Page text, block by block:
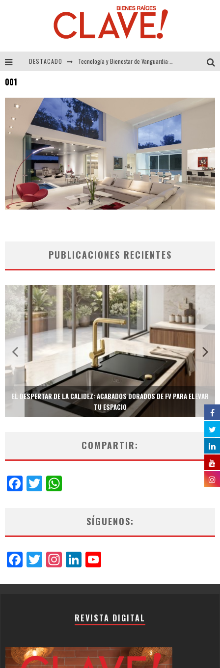
DESTACADO
Alexandra Bedoya – La Constancia detrás de La Paletería
El Despertar de la Calidez: Acabados Dorados de FV para Elevar tu Espacio
001
PUBLICACIONES RECIENTES
EL DESPERTAR DE LA CALIDEZ: ACABADOS DORADOS DE FV PARA ELEVAR
TU ESPACIO
COMPARTIR:
Facebook
Twitter
SÍGUENOS:
Facebook
Twitter
Instagram
LinkedIn
REVISTA DIGITAL